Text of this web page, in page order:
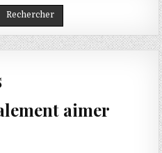
Rechercher
aimer